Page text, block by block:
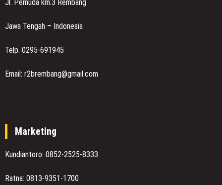
Jl. Pemuda km.3 Rembang
Jawa Tengah – Indonesia
Telp. 0295-691945
Email: r2brembang@gmail.com
Marketing
Kundiantoro: 0852-2525-8333
Ratna: 0813-9351-1700